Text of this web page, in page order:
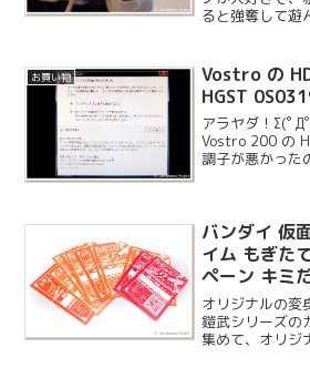
ると強奪して遊
たりして遊んで
遊ぶ...
お買い物
Vostro の
HGST
アラヤダ！Σ(ﾟД
Vostro 200 の
調子が悪かった
バンダイ 仮
イム もぎた
ペーン キミ
ンドプレゼ
オリジナルの変
鎧武シリーズの
集めて、オリジ